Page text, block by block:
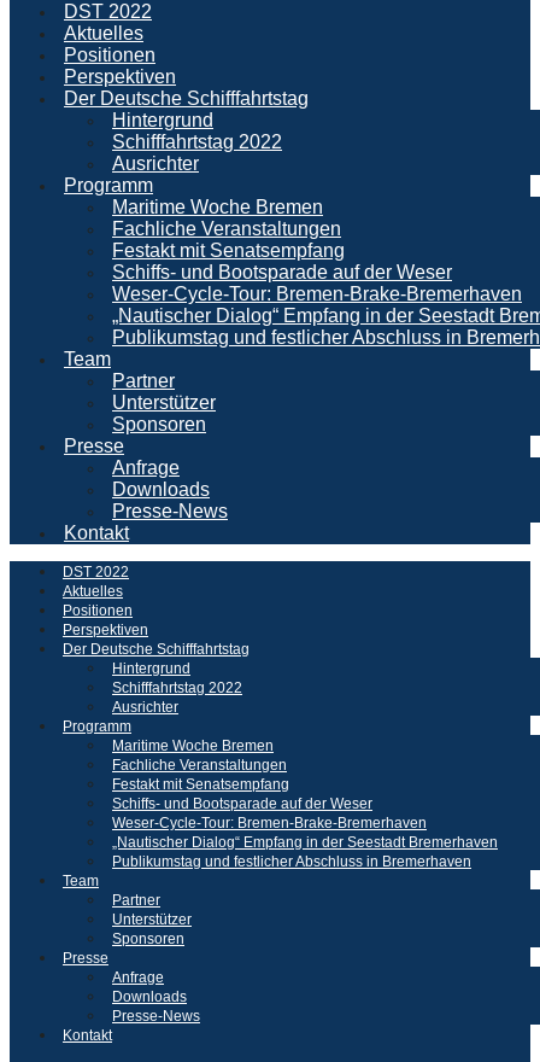
DST 2022
Aktuelles
Positionen
Perspektiven
Der Deutsche Schifffahrtstag
Hintergrund
Schifffahrtstag 2022
Ausrichter
Programm
Maritime Woche Bremen
Fachliche Veranstaltungen
Festakt mit Senatsempfang
Schiffs- und Bootsparade auf der Weser
Weser-Cycle-Tour: Bremen-Brake-Bremerhaven
„Nautischer Dialog“ Empfang in der Seestadt
Publikumstag und festlicher Abschluss in
Team
Partner
Unterstützer
Sponsoren
Presse
Anfrage
Downloads
Presse-News
Kontakt
DST 2022
Aktuelles
Positionen
Perspektiven
Der Deutsche Schifffahrtstag
Hintergrund
Schifffahrtstag 2022
Ausrichter
Programm
Maritime Woche Bremen
Fachliche Veranstaltungen
Festakt mit Senatsempfang
Schiffs- und Bootsparade auf der Weser
Weser-Cycle-Tour: Bremen-Brake-Bremerhaven
„Nautischer Dialog“ Empfang in der Seestadt Bremerhaven
Publikumstag und festlicher Abschluss in Bremerhaven
Team
Partner
Unterstützer
Sponsoren
Presse
Anfrage
Downloads
Presse-News
Kontakt